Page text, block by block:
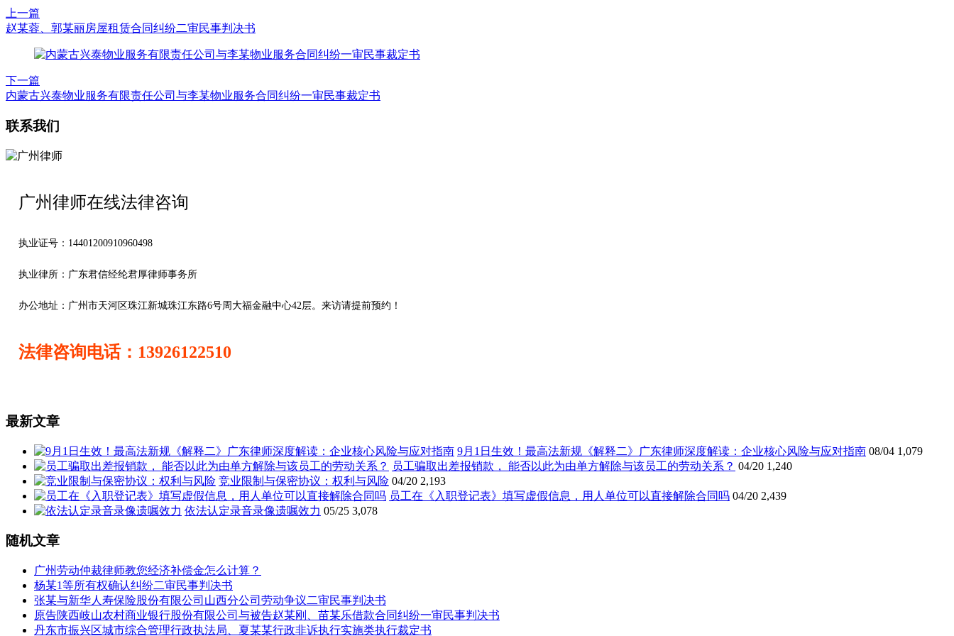
上一篇
赵某蓉、郭某丽房屋租赁合同纠纷二审民事判决书
下一篇
内蒙古兴泰物业服务有限责任公司与李某物业服务合同纠纷一审民事裁定书
联系我们
广州律师在线法律咨询
执业证号：14401200910960498
执业律所：广东君信经纶君厚律师事务所
办公地址： 广州市天河区珠江新城珠江东路6号周大福金融中心42层。来访请提前预约！
法律咨询电话：13926122510
最新文章
9月1日生效！最高法新规《解释二》广东律师深度解读：企业核心风险与应对指南 08/04 1,079
员工骗取出差报销款， 能否以此为由单方解除与该员工的劳动关系？ 04/20 1,240
竞业限制与保密协议：权利与风险 04/20 2,193
员工在《入职登记表》填写虚假信息，用人单位可以直接解除合同吗 04/20 2,439
依法认定录音录像遗嘱效力 05/25 3,078
随机文章
广州劳动仲裁律师教您经济补偿金怎么计算？
杨某1等所有权确认纠纷二审民事判决书
张某与新华人寿保险股份有限公司山西分公司劳动争议二审民事判决书
原告陕西岐山农村商业银行股份有限公司与被告赵某刚、苗某乐借款合同纠纷一审民事判决书
丹东市振兴区城市综合管理行政执法局、夏某某行政非诉执行实施类执行裁定书